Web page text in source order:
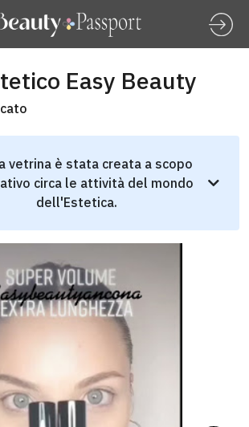
Easy Beauty
vetrina è stata creata a scopo
circa le attività del mondo
dell'Estetica.